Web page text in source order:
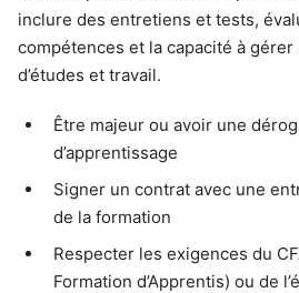
inclure des entretiens et tests,
compétences et la capacité à
d’études et travail.
Être majeur ou avoir une
d’apprentissage
Signer un contrat avec une
de la formation
Respecter les exigences du
Formation d’Apprentis) ou de